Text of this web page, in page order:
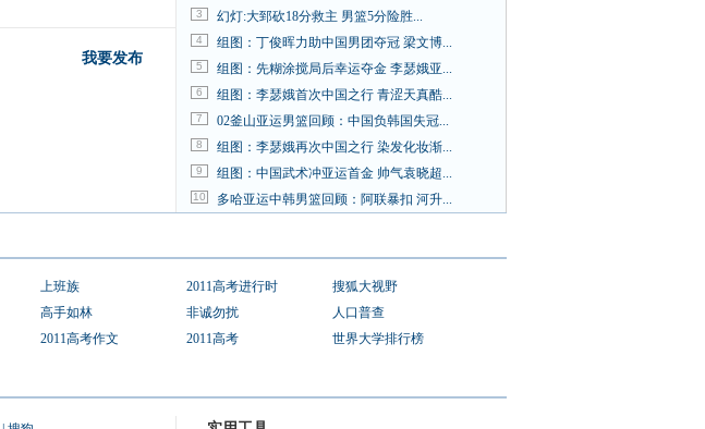
我要发布
3 幻灯:大郅砍18分救主 男篮5分险胜...
4 组图：丁俊晖力助中国男团夺冠 梁文博...
5 组图：先糊涂搅局后幸运夺金 李瑟娥亚...
6 组图：李瑟娥首次中国之行 青涩天真酷...
7 02釜山亚运男篮回顾：中国负韩国失冠...
8 组图：李瑟娥再次中国之行 染发化妆渐...
9 组图：中国武术冲亚运首金 帅气袁晓超...
10 多哈亚运中韩男篮回顾：阿联暴扣 河升...
上班族 2011高考进行时
搜狐大视野
高手如林 非诚勿扰
人口普查
2011高考作文 2011高考 世界大学排行榜